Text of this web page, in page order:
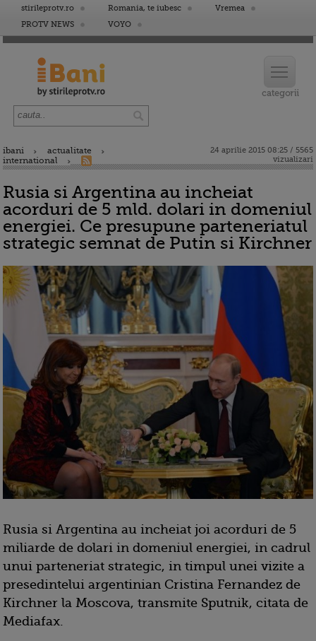
stirileprotv.ro Romania, te iubesc
Vremea
PROTV NEWS
VOYO
ibani
actualitate
international
24 aprilie 2015 08:25 / 5565
vizualizari
Rusia si Argentina au incheiat
acorduri de 5 mld. dolari in domeniul
energiei. Ce presupune parteneriatul
strategic semnat de Putin si Kirchner
Rusia si Argentina au incheiat joi acorduri de 5
miliarde de dolari in domeniul energiei, in cadrul
unui parteneriat strategic, in timpul unei vizite a
presedintelui argentinian Cristina Fernandez de
Kirchner la Moscova, transmite Sputnik, citata de
Mediafax.